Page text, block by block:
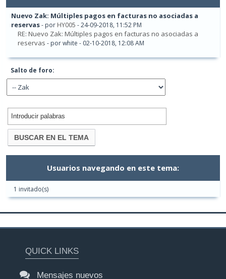
Nuevo Zak: Múltiples pagos en facturas no asociadas a
reservas- por HY005 - 24-09-2018, 11:52 PM
RE: Nuevo Zak: Múltiples pagos en facturas no asociadas a
reservas - por white - 02-10-2018, 12:08 AM
Salto de foro:
Usuarios navegando en este tema:
1 invitado(s)
QUICK LINKS
Mensajes nuevos